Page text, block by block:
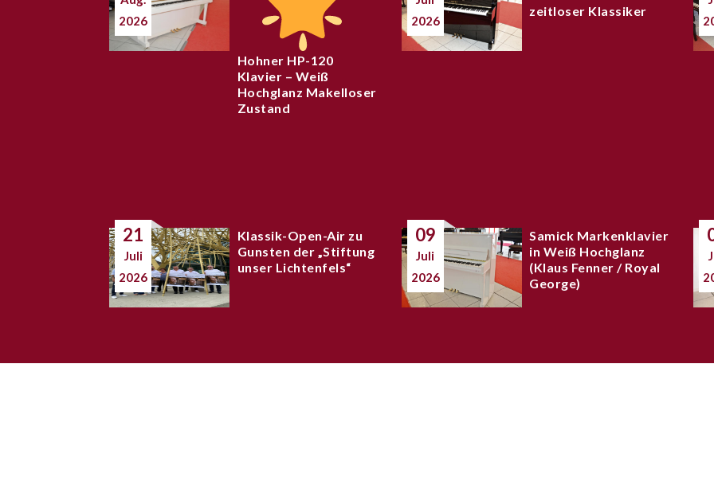
2026
Hohner HP-120
Klavier – Weiß
Hochglanz Makelloser
Zustand
2026
zeitloser Klassiker
21
Juli
2026
Klassik-Open-Air zu
Gunsten der „Stiftung
unser Lichtenfels“
09
Juli
2026
Samick Markenklavier
in Weiß Hochglanz
(Klaus Fenner / Royal
George)